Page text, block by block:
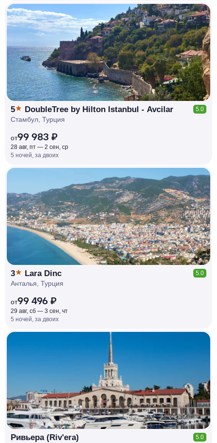
КЕШБЭК
РУБЛЯ
МИ
Д
О 7
%
5 DoubleTree by Hilton Istanbul - Avcilar 5.0
Стамбул, Турция
от99 983 ₽
28 авг, пт — 2 сен, ср
5 ночей, за двоих
РУБЛЯ
МИ
Д
О 7
%
3 Lara Dinc 5.0
Анталья, Турция
от99 496 ₽
29 авг, сб — 3 сен, чт
5 ночей, за двоих
РУБЛЯ
МИ
Д
О 7
Ривьера (Riv'era) 5.0